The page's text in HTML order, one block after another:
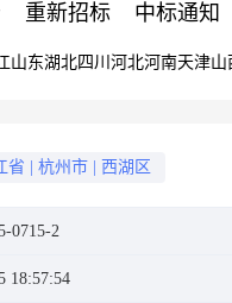
公告
重新招标 中标通知
山东湖北四川 河北河南天津山
省 杭州市 西湖区
0715-2
18:57:54